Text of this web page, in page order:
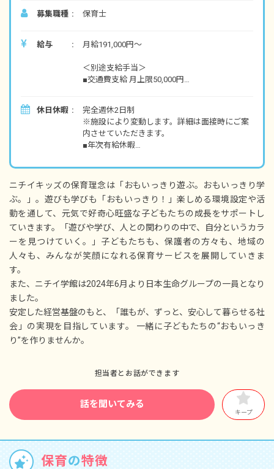
募集職種 保育士
給与 月給191,000円～
＜別途支給手当＞
■交通費支給 月上限50,000円
■時間外手当
■昇給（年1回）
■賞与年2回（6月／12月）2024年度実績：全国
※経験・能力・会社業績によります
※評価期間中に基準に満たす勤務実績がない等
の事情がある場合は支給額が0円になります
※試用期間3カ月／同条件
休日休暇
完全週休2日制
※施設により変動します。詳細は面接時にご案
内させていただきます。
■年次有給休暇
■結婚休暇
■忌引休暇
■生理休暇
■産前産後休暇
■育児休暇
■入社時特別休暇（3日）
■サポート休暇（条件あり）
■子の看護休暇
■介護休暇
■家族愛休暇
※年間休日122日以上
ニチイキッズの保育理念は「おもいっきり遊ぶ。おもいっきり学
ぶ。」。遊びも学びも「おもいっきり！」楽しめる環境設定や活
動を通して、元気で好奇心旺盛な子どもたちの成長をサポートし
ていきます。「遊びや学び、人との関わりの中で、自分というカラ
ーを見つけていく。」子どもたちも、保護者の方々も、地域の
人々も、みんなが笑顔になれる保育サービスを展開していきま
す。
また、ニチイ学館は2024年6月より日本生命グループの一員となり
ました。
安定した経営基盤のもと、「誰もが、ずっと、安心して暮らせる社
会」の実現を目指しています。 一緒に子どもたちの“おもいっき
り”を作りませんか。
担当者とお話ができます
話を聞いてみる
キープ
保育の特徴